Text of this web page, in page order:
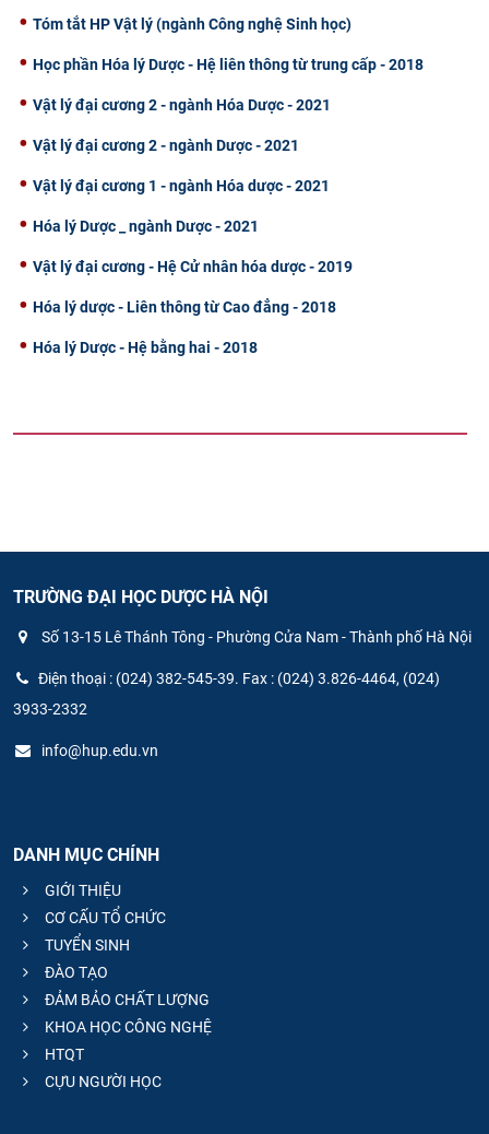
Tóm tắt HP Vật lý (ngành Công nghệ Sinh học)
Học phần Hóa lý Dược - Hệ liên thông từ trung cấp - 2018
Vật lý đại cương 2 - ngành Hóa Dược - 2021
Vật lý đại cương 2 - ngành Dược - 2021
Vật lý đại cương 1 - ngành Hóa dược - 2021
Hóa lý Dược _ ngành Dược - 2021
Vật lý đại cương - Hệ Cử nhân hóa dược - 2019
Hóa lý dược - Liên thông từ Cao đẳng - 2018
Hóa lý Dược - Hệ bằng hai - 2018
TRƯỜNG ĐẠI HỌC DƯỢC HÀ NỘI
Số 13-15 Lê Thánh Tông - Phường Cửa Nam - Thành phố Hà Nội
Điện thoại : (024) 382-545-39. Fax : (024) 3.826-4464, (024)
3933-2332
info@hup.edu.vn
DANH MỤC CHÍNH
GIỚI THIỆU
CƠ CẤU TỔ CHỨC
TUYỂN SINH
ĐÀO TẠO
ĐẢM BẢO CHẤT LƯỢNG
KHOA HỌC CÔNG NGHỆ
HTQT
CỰU NGƯỜI HỌC